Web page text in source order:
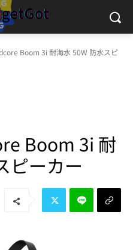
Boom 3i 耐海水 50W 防水スピ
Boom 3i 耐
ピーカー